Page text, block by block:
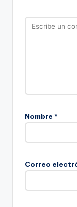
Nombre *
Correo